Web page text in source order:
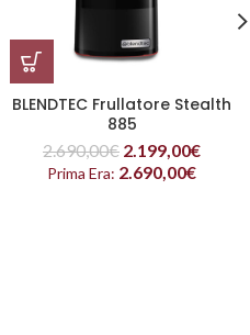
BLENDTEC Frullatore Stealth
885
2.690,00€ 2.199,00€
Prima Era: 2.690,00€